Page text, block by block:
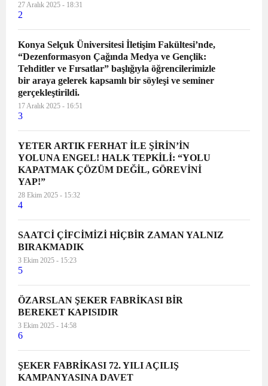
27 Aralık 2025 - 18:31
2
Konya Selçuk Üniversitesi İletişim Fakültesi’nde,
“Dezenformasyon Çağında Medya ve Gençlik:
Tehditler ve Fırsatlar” başlığıyla öğrencilerimizle
bir araya gelerek kapsamlı bir söyleşi ve seminer
gerçekleştirildi.
17 Aralık 2025 - 16:51
3
YETER ARTIK FERHAT İLE ŞİRİN’İN
YOLUNA ENGEL! HALK TEPKİLİ: “YOLU
KAPATMAK ÇÖZÜM DEĞİL, GÖREVİNİ
YAP!”
28 Ekim 2025 - 15:32
4
SAATCİ ÇİFCİMİZİ HİÇBİR ZAMAN YALNIZ
BIRAKMADIK
3 Ekim 2025 - 15:23
5
ÖZARSLAN ŞEKER FABRİKASI BİR
BEREKET KAPISIDIR
3 Ekim 2025 - 14:58
6
ŞEKER FABRİKASI 72. YILI AÇILIŞ
KAMPANYASINA DAVET